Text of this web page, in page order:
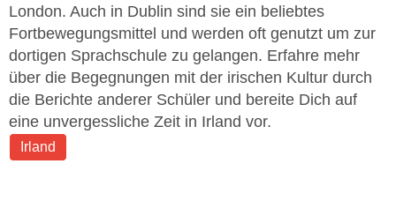
London. Auch in Dublin sind sie ein beliebtes
Fortbewegungsmittel und werden oft genutzt um zur
dortigen Sprachschule zu gelangen. Erfahre mehr
über die Begegnungen mit der irischen Kultur durch
die Berichte anderer Schüler und bereite Dich auf
eine unvergessliche Zeit in Irland vor.
Irland